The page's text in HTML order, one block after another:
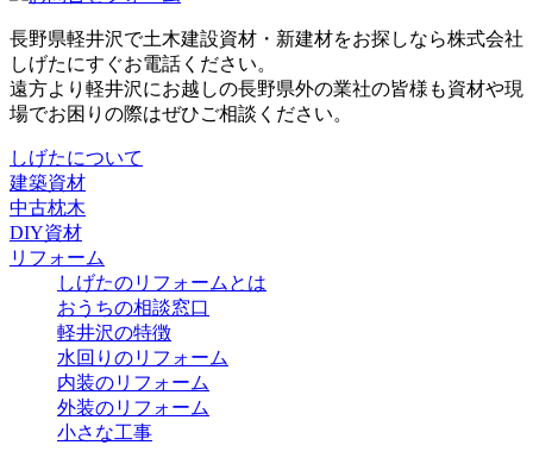
長野県軽井沢で土木建設資材・新建材をお探しなら株式会社
しげたにすぐお電話ください。
遠方より軽井沢にお越しの長野県外の業社の皆様も資材や現
場でお困りの際はぜひご相談ください。
しげたについて
建築資材
中古枕木
DIY資材
リフォーム
しげたのリフォームとは
おうちの相談窓口
軽井沢の特徴
水回りのリフォーム
内装のリフォーム
外装のリフォーム
小さな工事